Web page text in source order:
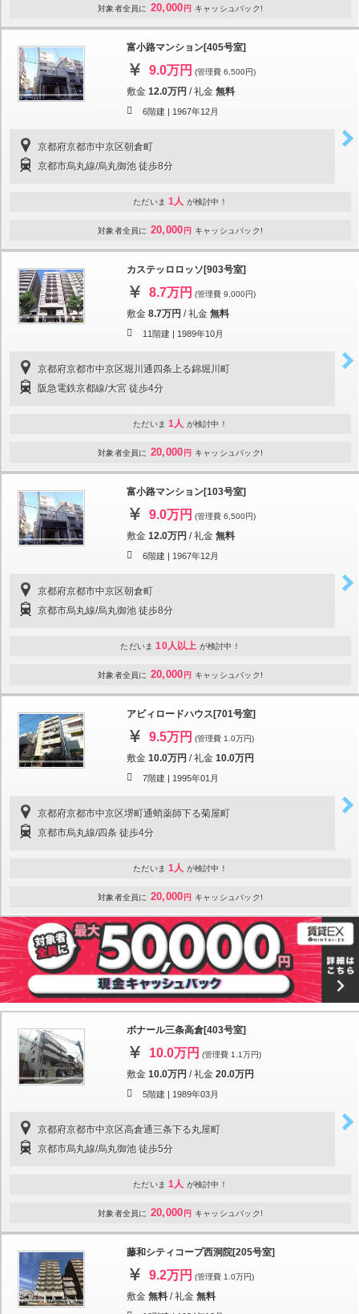
対象者全員に 20,000 円 キャッシュバック!
富小路マンション[405号室]
9.0万円 (管理費 6,500円)
敷金 12.0万円 /礼金 無料
6階建 | 1967年12月
京都府京都市中京区朝倉町
京都市烏丸線/烏丸御池 徒歩8分
ただいま 1人 が検討中！
対象者全員に 20,000 円 キャッシュバック!
カステッロロッソ[903号室]
8.7万円 (管理費 9,000円)
敷金 8.7万円 /礼金 無料
11階建 | 1989年10月
京都府京都市中京区堀川通四条上る錦堀川町
阪急電鉄京都線/大宮 徒歩4分
ただいま 1人 が検討中！
対象者全員に 20,000 円 キャッシュバック!
富小路マンション[103号室]
9.0万円 (管理費 6,500円)
敷金 12.0万円 /礼金 無料
6階建 | 1967年12月
京都府京都市中京区朝倉町
京都市烏丸線/烏丸御池 徒歩8分
ただいま 10人以上 が検討中！
対象者全員に 20,000 円 キャッシュバック!
アビィロードハウス[701号室]
9.5万円 (管理費 1.0万円)
敷金 10.0万円 /礼金 10.0万円
7階建 | 1995年01月
京都府京都市中京区堺町通蛸薬師下る菊屋町
京都市烏丸線/四条 徒歩4分
ただいま 1人 が検討中！
対象者全員に 20,000 円 キャッシュバック!
ボナール三条高倉[403号室]
10.0万円 (管理費 1.1万円)
敷金 10.0万円 /礼金 20.0万円
5階建 | 1989年03月
京都府京都市中京区高倉通三条下る丸屋町
京都市烏丸線/烏丸御池 徒歩5分
ただいま 1人 が検討中！
対象者全員に 20,000 円 キャッシュバック!
藤和シティコープ西洞院[205号室]
9.2万円 (管理費 1.0万円)
敷金 無料 /礼金 無料